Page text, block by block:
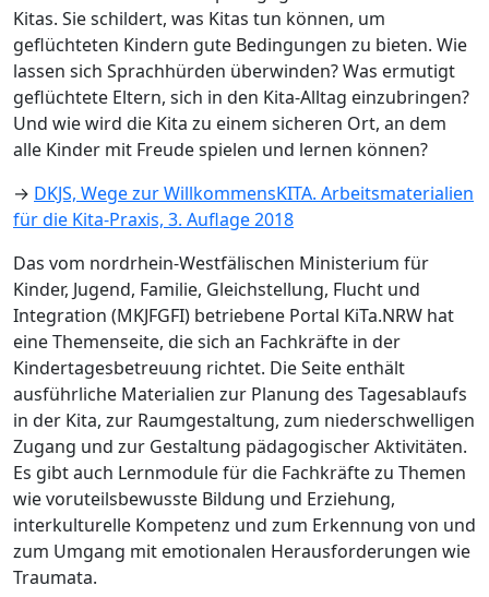
Kitas. Sie schildert, was Kitas tun können, um
geflüchteten Kindern gute Bedingungen zu bieten. Wie
lassen sich Sprachhürden überwinden? Was ermutigt
geflüchtete Eltern, sich in den Kita-Alltag einzubringen?
Und wie wird die Kita zu einem sicheren Ort, an dem
alle Kinder mit Freude spielen und lernen können?
→ DKJS, Wege zur WillkommensKITA. Arbeitsmaterialien
für die Kita-Praxis, 3. Auflage 2018
Das vom nordrhein-Westfälischen Ministerium für
Kinder, Jugend, Familie, Gleichstellung, Flucht und
Integration (MKJFGFI) betriebene Portal KiTa.NRW hat
eine Themenseite, die sich an Fachkräfte in der
Kindertagesbetreuung richtet. Die Seite enthält
ausführliche Materialien zur Planung des Tagesablaufs
in der Kita, zur Raumgestaltung, zum niederschwelligen
Zugang und zur Gestaltung pädagogischer Aktivitäten.
Es gibt auch Lernmodule für die Fachkräfte zu Themen
wie voruteilsbewusste Bildung und Erziehung,
interkulturelle Kompetenz und zum Erkennung von und
zum Umgang mit emotionalen Herausforderungen wie
Traumata.